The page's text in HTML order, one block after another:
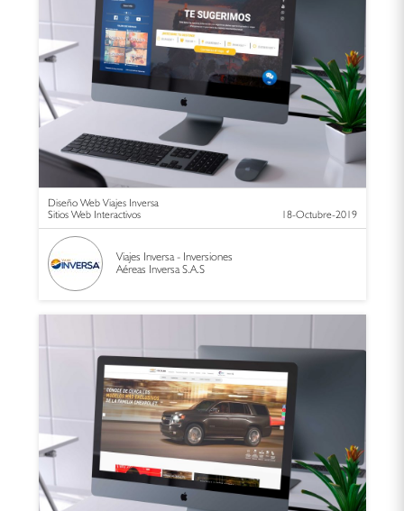
Diseño Web Viajes Inversa
Sitios Web Interactivos
18-Octubre-2019
Viajes Inversa - Inversiones
Aéreas Inversa S.A.S